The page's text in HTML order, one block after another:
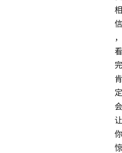
相
信
，
看
完
肯
定
会
让
你
惊